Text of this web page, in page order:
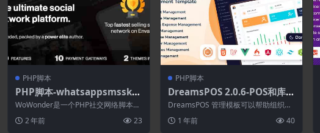
PHP脚本
PHP脚本-whatsappsmssky
petelegramviber social sh
are pro for wowonder 4.3
(WoWonder拓展)–终极PHP
WoWonder是一个PHP社交网络脚本，
2 年前 23
PHP脚本
DreamsPOS 2.0.6-POS和库存
管理管理员仪表板模板
DreamsPOS 管理模板可以帮助组织和
1 年前 40